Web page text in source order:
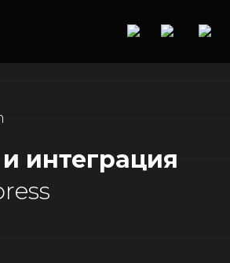
интеграция